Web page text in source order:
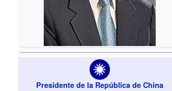
Presidente de la República de China